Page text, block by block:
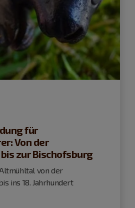
für
Von der
zur Bischofsburg
von der
ins 18. Jahrhundert